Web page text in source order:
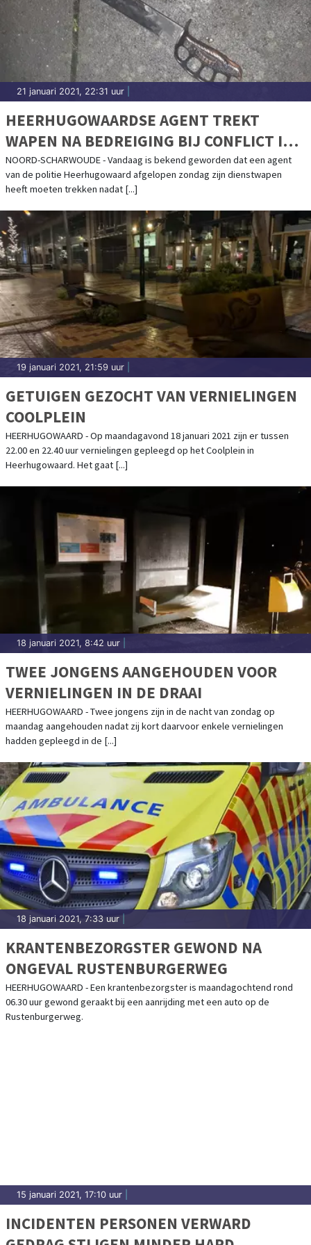
21 januari 2021, 22:31 uur
HEERHUGOWAARDSE AGENT TREKT
WAPEN NA BEDREIGING BIJ CONFLICT IN
NOORD-SCHARWOUDE
NOORD-SCHARWOUDE - Vandaag is bekend geworden dat een agent
van de politie Heerhugowaard afgelopen zondag zijn dienstwapen
heeft moeten trekken nadat [...]
19 januari 2021, 21:59 uur
GETUIGEN GEZOCHT VAN VERNIELINGEN
COOLPLEIN
HEERHUGOWAARD - Op maandagavond 18 januari 2021 zijn er tussen
22.00 en 22.40 uur vernielingen gepleegd op het Coolplein in
Heerhugowaard. Het gaat [...]
18 januari 2021, 8:42 uur
TWEE JONGENS AANGEHOUDEN VOOR
VERNIELINGEN IN DE DRAAI
HEERHUGOWAARD - Twee jongens zijn in de nacht van zondag op
maandag aangehouden nadat zij kort daarvoor enkele vernielingen
hadden gepleegd in de [...]
18 januari 2021, 7:33 uur
KRANTENBEZORGSTER GEWOND NA
ONGEVAL RUSTENBURGERWEG
HEERHUGOWAARD - Een krantenbezorgster is maandagochtend rond
06.30 uur gewond geraakt bij een aanrijding met een auto op de
Rustenburgerweg.
15 januari 2021, 17:10 uur
INCIDENTEN PERSONEN VERWARD